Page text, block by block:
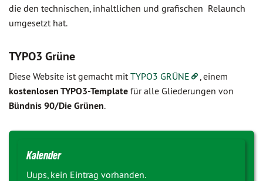
die den technischen, inhaltlichen und grafischen Relaunch
umgesetzt hat.
TYPO3 Grüne
Diese Website ist gemacht mitTYPO3 GRÜNE , einem
kostenlosen TYPO3-Template für alle Gliederungen von
Bündnis 90/Die Grünen.
Kalender
Uups, kein Eintrag vorhanden.